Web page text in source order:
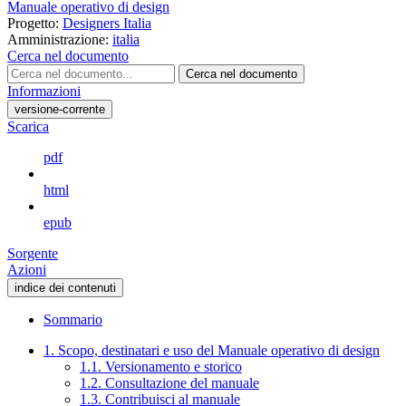
Manuale operativo di design
Progetto: Designers Italia
Amministrazione: italia
Cerca nel documento
Cerca nel documento
Informazioni
versione-corrente
Scarica
pdf
html
epub
Sorgente
Azioni
indice dei contenuti
Sommario
1. Scopo, destinatari e uso del Manuale operativo di design
1.1. Versionamento e storico
1.2. Consultazione del manuale
1.3. Contribuisci al manuale